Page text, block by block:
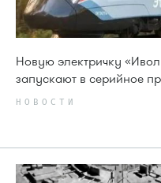
Новую электричку
запускают в серийное
НОВОСТИ